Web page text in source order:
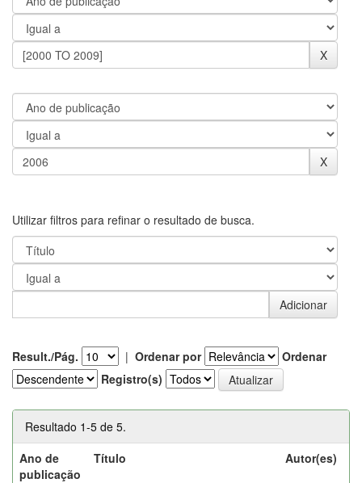
Utilizar filtros para refinar o resultado de busca.
Result./Pág. | Ordenar por
Ordenar
Registro(s)
Resultado 1-5 de 5.
Ano de
publicação
Título Autor(es)